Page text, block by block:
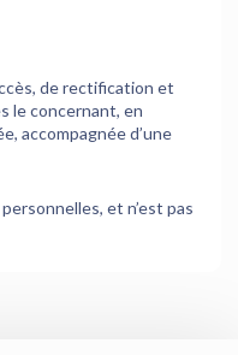
de rectification et
le concernant, en
accompagnée d’une
et n’est pas